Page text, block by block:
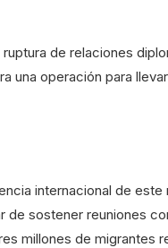
de relaciones
una operación para
internacional de
de sostener reuniones
millones de migrantes